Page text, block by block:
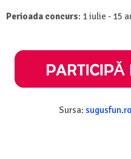
Perioada concurs: 1 iulie - 15
Sursa: sugusfun.ro